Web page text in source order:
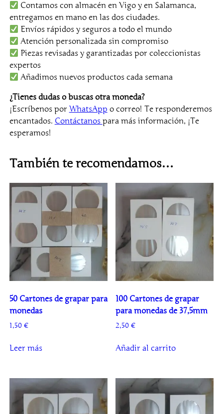
m
m
c
a
n
t
i
d
a
d
Contamos con almacén en Vigo y en Salamanca,
entregamos en mano en las dos ciudades.
Envíos rápidos y seguros a todo el mundo
Atención personalizada sin compromiso
Piezas revisadas y garantizadas por coleccionistas
expertos
Añadimos nuevos productos cada semana
¿Tienes dudas o buscas otra moneda?
¡Escríbenos por WhatsApp o correo! Te responderemos
encantados. Contáctanos para más información, ¡Te
esperamos!
También te recomendamos…
50 Cartones de grapar para
monedas
1,50 €
Leer más
100 Cartones de grapar
para monedas de 37,5mm
2,50€
Añadir al carrito